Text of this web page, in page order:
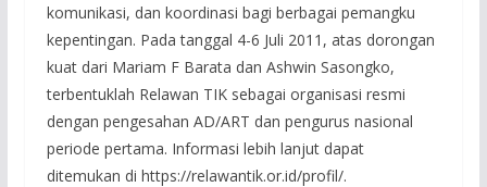
komunikasi, dan koordinasi bagi berbagai pemangku
kepentingan. Pada tanggal 4-6 Juli 2011, atas dorongan
kuat dari Mariam F Barata dan Ashwin Sasongko,
terbentuklah Relawan TIK sebagai organisasi resmi
dengan pengesahan AD/ART dan pengurus nasional
periode pertama. Informasi lebih lanjut dapat
ditemukan di https://relawantik.or.id/profil/.